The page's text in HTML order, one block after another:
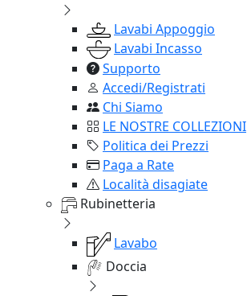
Lavabi Appoggio
Lavabi Incasso
Supporto
Accedi/Registrati
Chi Siamo
LE NOSTRE COLLEZIONI
Politica dei Prezzi
Paga a Rate
Località disagiate
Rubinetteria
Lavabo
Doccia